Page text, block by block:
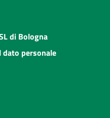
di Bologna
dato personale